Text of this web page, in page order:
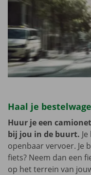
Haal je
Huur je een
bij jou in de buurt.
openbaar vervoer. Je
fiets? Neem dan een
op het terrein van